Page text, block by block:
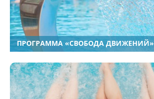
ПРОГРАММА «СВОБОДА ДВИЖЕНИЙ»